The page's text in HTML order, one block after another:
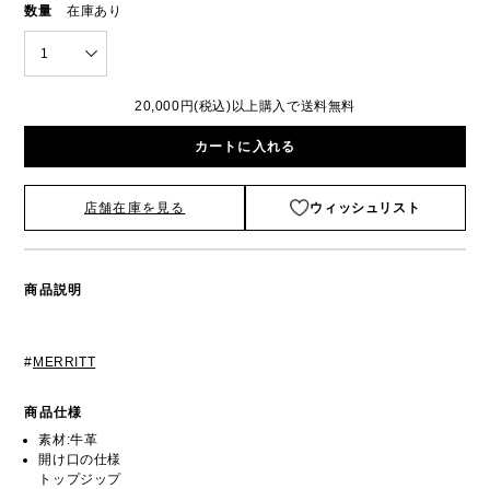
数量 在庫あり
1
20,000円(税込)以上購入で送料無料
カートに入れる
店舗在庫を見る ウィッシュリスト
商品説明
# MERRITT
商品仕様
素材:牛革
開け口の仕様
トップジップ